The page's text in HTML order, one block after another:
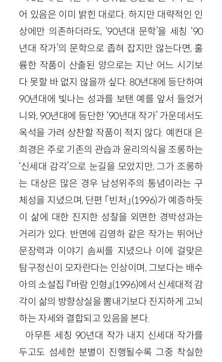
어 있음은 이미 밝힌 대로다. 하지만 대략적인 인
상에만 의존하더라도, ‘90년대 문학’을 세칭 ‘90
년대 작가’의 문학으로 좁혀 잡지만 않는다면, 훌
륭한 작품이 산출된 양으로는 지난 어느 시기보
다 못할 바 없지 않을까 싶다. 80년대에 등단하여
90년대에 빛나는 성과를 보탠 예를 앞서 들었거
니와, 90년대에 등단한 ‘90년대 작가’ 가운데서도
옥석을 가려 상찬할 작품이 적지 않다. 예컨대 은
희경은 주로 기존의 관습과 윤리의식을 조롱하는
‘신세대 감각’으로 눈길을 모았지만, 그가 조롱하
는 대상은 많은 경우 남성위주의 통념이라는 구
체성을 지녔으며, 단편 「빈처」(1996)가 예증하듯
이 삶에 대한 진지한 성찰을 외면한 경박성과는
거리가 있다. 반면에 김영하 같은 작가는 뛰어난
문장력과 이야기 솜씨를 지녔으나 이에 걸맞은
탐구정신이 모자란다는 인상이며, 그보다는 배수
아의 소설집 『바람 인형』(1996)에서 신세대적 감
각이 삶의 방향상실을 뽐내기보다 진지하게 고뇌
하는 자세와 결합되고 있음을 본다.
아무튼 세칭 90년대 작가 내지 신세대 작가를
두고도 섬세한 분별이 진행될수록 그중 착실한